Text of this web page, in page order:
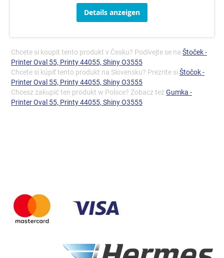
Details anzeigen
Chcete si koupit tento produkt v Česku? Podívejte se na Štoček -
Printer Oval 55, Printy 44055, Shiny O3555
Chcete si kúpiť tento produkt na Slovensku? Prezrite si Štočok -
Printer Oval 55, Printy 44055, Shiny O3555
Chcesz zakupić ten produkt w Polsce? Zobacz też Gumka -
Printer Oval 55, Printy 44055, Shiny O3555